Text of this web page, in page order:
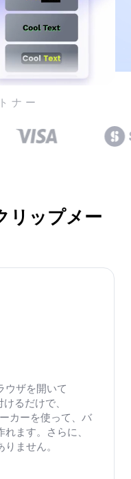
ナー
リップメー
ウザを開いて
るだけで、
カーを使って、バ
ます。さらに、
ません。